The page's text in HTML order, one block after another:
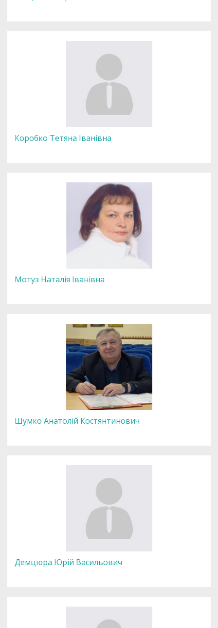
Коробко Тетяна Іванівна
Мотуз Наталія Іванівна
Шумко Анатолій Костянтинович
Демцюра Юрій Васильович